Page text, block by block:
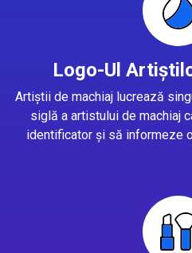
Logo-Ul
Artiștii de machiaj lucrează
siglă a artistului de machiaj
identificator și să informeze